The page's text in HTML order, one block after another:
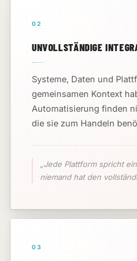
02
UNVOLLSTÄNDIGE
Systeme, Daten und
gemeinsamen Kontext
Automatisierung finden
die sie zum Handeln
„Jede Plattform spricht
niemand hat den
03